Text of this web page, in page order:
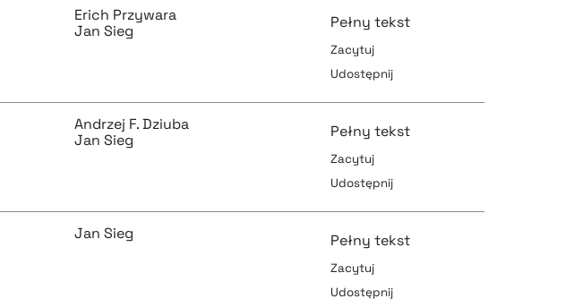
pobierz cytat
Erich Przywara
Jan Sieg
Pełny tekst
Zacytuj
Udostępnij
pobierz cytat
Andrzej F. Dziuba
Jan Sieg
Pełny tekst
Zacytuj
Udostępnij
Jan Sieg Pełny tekst
Zacytuj
Udostępnij